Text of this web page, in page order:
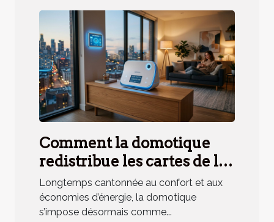
Comment la domotique
redistribue les cartes de la
sécurité résidentielle
Longtemps cantonnée au confort et aux
économies d’énergie, la domotique
s’impose désormais comme...